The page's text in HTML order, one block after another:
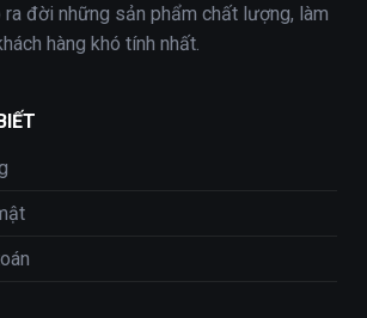
đời những sản phẩm chất lượng, làm
hàng khó tính nhất.